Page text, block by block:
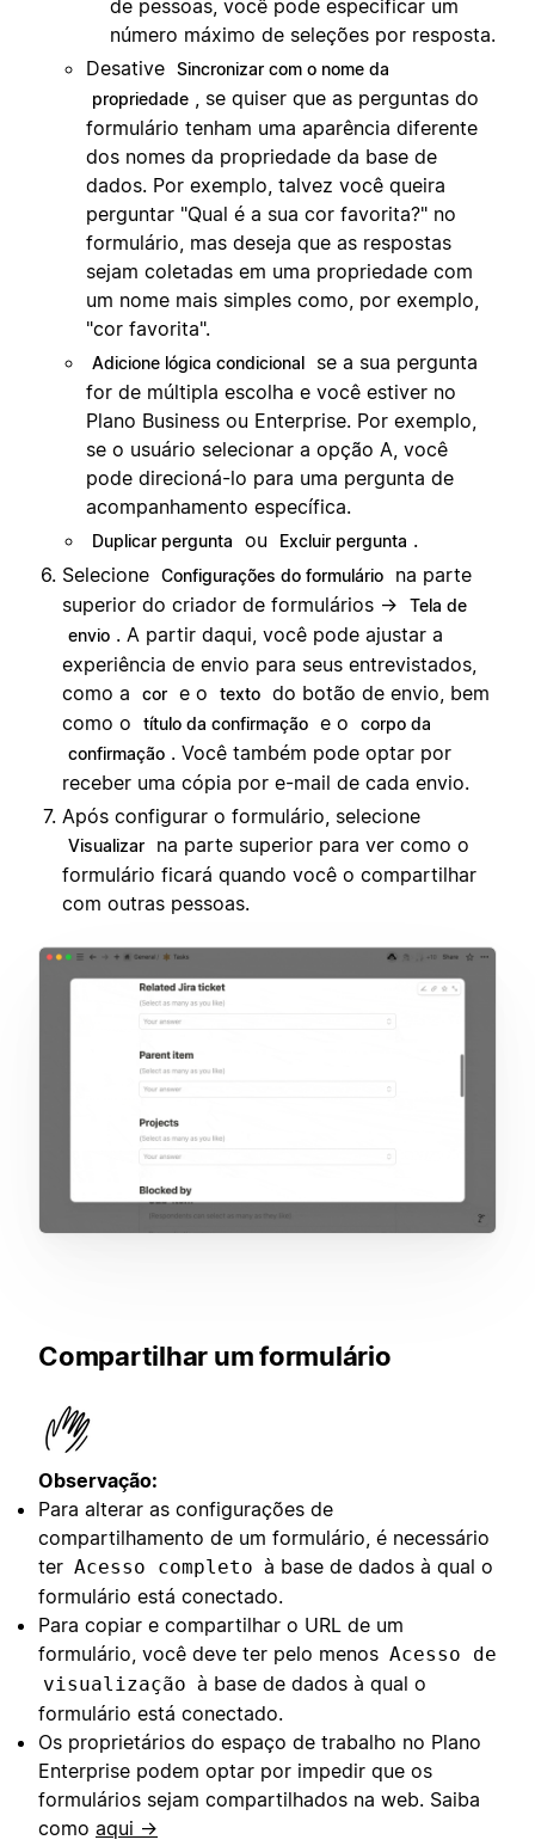
de pessoas, você pode especificar um
número máximo de seleções por resposta.
Desative Sincronizar com o nome da
propriedade
, se quiser que as perguntas do
formulário tenham uma aparência diferente
dos nomes da propriedade da base de
dados. Por exemplo, talvez você queira
perguntar "Qual é a sua cor favorita?" no
formulário, mas deseja que as respostas
sejam coletadas em uma propriedade com
um nome mais simples como, por exemplo,
"cor favorita".
Adicione lógica condicional
se a sua pergunta
for de múltipla escolha e você estiver no
Plano Business ou Enterprise. Por exemplo,
se o usuário selecionar a opção A, você
pode direcioná-lo para uma pergunta de
acompanhamento específica.
Duplicar pergunta ou Excluir pergunta .
Selecione Configurações do formulário
na parte
superior do criador de formulários →
Tela de
envio . A partir daqui, você pode ajustar a
experiência de envio para seus entrevistados,
como a
cor e o texto do botão de envio, bem
como o
título da confirmação e o
corpo da
confirmação . Você também pode optar por
receber uma cópia por e-mail de cada envio.
Após configurar o formulário, selecione
Visualizar
na parte superior para ver como o
formulário ficará quando você o compartilhar
com outras pessoas.
Compartilhar um formulário
Observação:
Para alterar as configurações de
compartilhamento de um formulário, é necessário
ter Acesso completo à base de dados à qual o
formulário está conectado.
Para copiar e compartilhar o URL de um
formulário, você deve ter pelo menos Acesso de
visualização à base de dados à qual o
formulário está conectado.
Os proprietários do espaço de trabalho no Plano
Enterprise podem optar por impedir que os
formulários sejam compartilhados na web. Saiba
como aqui →